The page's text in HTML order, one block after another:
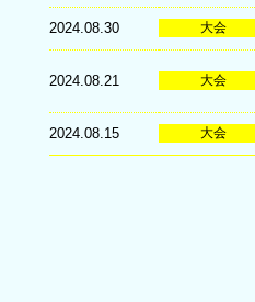
2024.08.30 大会
2024.08.21 大会
2024.08.15 大会